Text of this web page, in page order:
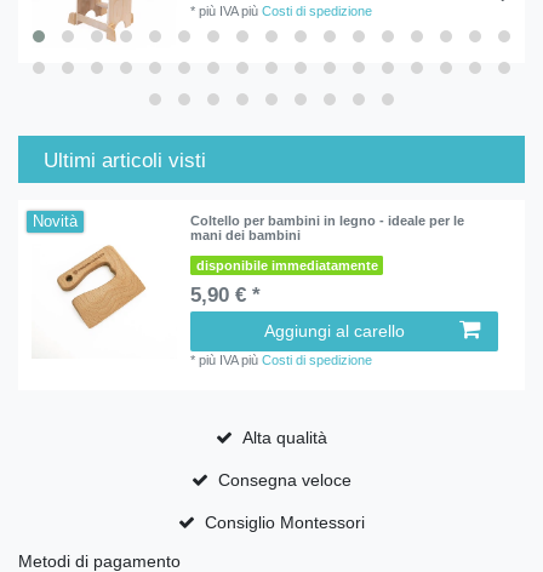
*più IVApiùCosti di spedizione
Ultimi articoli visti
Novità
Coltello per bambini in legno - ideale per le
mani dei bambini
disponibile immediatamente
5,90 € *
Aggiungi al carello
*più IVApiùCosti di spedizione
Alta qualità
Consegna veloce
Consiglio Montessori
Metodi di pagamento